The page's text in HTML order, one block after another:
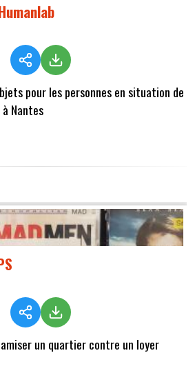
pour les personnes en situation de
Nantes
un quartier contre un loyer